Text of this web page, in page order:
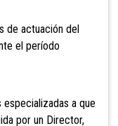
de actuación del
el período
a que
por un Director,